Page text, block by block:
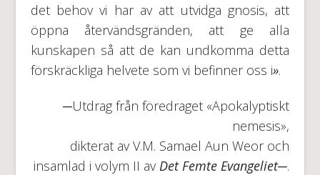
det behov vi har av att utvidga gnosis, att
öppna återvändsgränden, att ge alla
kunskapen så att de kan undkomma detta
förskräckliga helvete som vi befinner oss i».
─Utdrag från föredraget «Apokalyptiskt
nemesis»,
dikterat av V.M. Samael Aun Weor och
insamlad i volym II avDet Femte Evangeliet─.